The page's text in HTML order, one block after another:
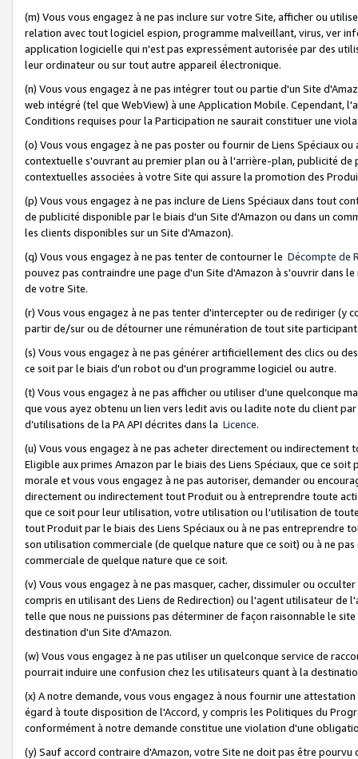
(m) Vous vous engagez à ne pas inclure sur votre Site, afficher ou
relation avec tout logiciel espion, programme malveillant, virus, ver
application logicielle qui n'est pas expressément autorisée par des
leur ordinateur ou sur tout autre appareil électronique.
(n) Vous vous engagez à ne pas intégrer tout ou partie d'un Site
web intégré (tel que WebView) à une Application Mobile. Cependant,
Conditions requises pour la Participation ne saurait constituer une
(o) Vous vous engagez à ne pas poster ou fournir de Liens Spéciaux
contextuelle s'ouvrant au premier plan ou à l'arrière-plan, publicité
contextuelles associées à votre Site qui assure la promotion des
(p) Vous vous engagez à ne pas inclure de Liens Spéciaux dans tout
de publicité disponible par le biais d'un Site d'Amazon ou dans un
les clients disponibles sur un Site d'Amazon).
(q) Vous vous engagez à ne pas tenter de contourner le Décompte de
pouvez pas contraindre une page d'un Site d'Amazon à s'ouvrir dans
de votre Site.
(r) Vous vous engagez à ne pas tenter d'intercepter ou de rediriger
partir de/sur ou de détourner une rémunération de tout site
(s) Vous vous engagez à ne pas générer artificiellement des clics ou
ce soit par le biais d'un robot ou d'un programme logiciel ou autre.
(t) Vous vous engagez à ne pas afficher ou utiliser d’une quelconque
que vous ayez obtenu un lien vers ledit avis ou ladite note du client
d’utilisations de la PA API décrites dans la Licence.
(u) Vous vous engagez à ne pas acheter directement ou
Eligible aux primes Amazon par le biais des Liens Spéciaux, que ce
morale et vous vous engagez à ne pas autoriser, demander ou
directement ou indirectement tout Produit ou à entreprendre toute
que ce soit pour leur utilisation, votre utilisation ou l'utilisation de
tout Produit par le biais des Liens Spéciaux ou à ne pas entreprendre
son utilisation commerciale (de quelque nature que ce soit) ou à ne
commerciale de quelque nature que ce soit.
(v) Vous vous engagez à ne pas masquer, cacher, dissimuler ou
compris en utilisant des Liens de Redirection) ou l'agent utilisateur
telle que nous ne puissions pas déterminer de façon raisonnable le
destination d'un Site d'Amazon.
(w) Vous vous engagez à ne pas utiliser un quelconque service de
pourrait induire une confusion chez les utilisateurs quant à la
(x) A notre demande, vous vous engagez à nous fournir une
égard à toute disposition de l'Accord, y compris les Politiques du
conformément à notre demande constitue une violation d'une
(y) Sauf accord contraire d'Amazon, votre Site ne doit pas être